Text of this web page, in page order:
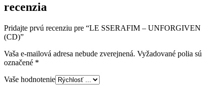
recenzia
Pridajte prvú recenziu pre “LE SSERAFIM – UNFORGIVEN
(CD)”
Vaša e-mailová adresa nebude zverejnená. Vyžadované polia sú
označené *
Vaše hodnotenie